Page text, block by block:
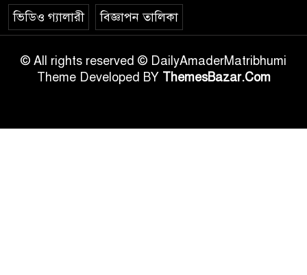
ভিডিও গ্যালারী বিজ্ঞাপন তালিকা
© All rights reserved © DailyAmaderMatribhumi
Theme Developed BY ThemesBazar.Com